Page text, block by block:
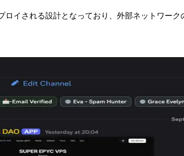
ロイされる設計となっており、外部ネットワー